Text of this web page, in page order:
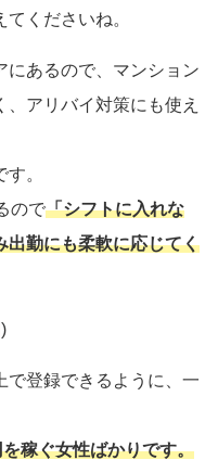
くださいね。
にあるので、マンション
アリバイ対策にも使え
。
ので「シフトに入れな
出勤にも柔軟に応じてく
)
で登録できるように、一
稼ぐ女性ばかりです。